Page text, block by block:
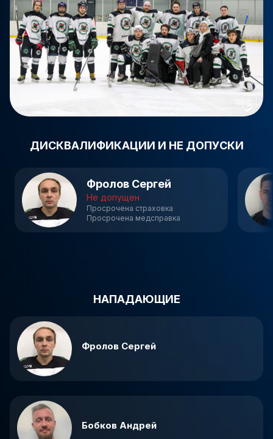
ДИСКВАЛИФИКАЦИИ И НЕ ДОПУСКИ
Фролов Сергей
Не допущен
Просрочена страховка
Просрочена медсправка
НАПАДАЮЩИЕ
Фролов Сергей
Бобков Андрей